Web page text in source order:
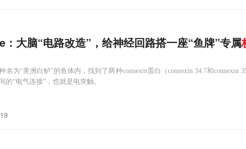
：大脑“电路改造”，给神经回路搭一座“鱼牌”专属
名为“美洲白鲈”的鱼体内，找到了两种connexin蛋白（connexin 34.7和connexin
的“电气连接”，也就是电突触。